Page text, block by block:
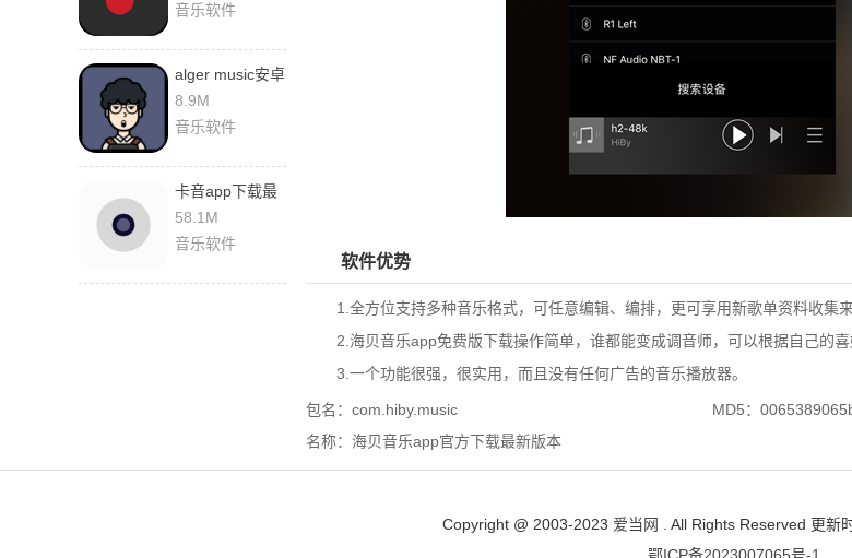
音乐软件
alger music安卓
版
8.9M
音乐软件
卡音app下载最
新版
58.1M
音乐软件
软件优势
1.全方位支持多种音乐格式，可任意编辑、编排，更可享用新歌单资料收集来
2. 海贝音乐app免费版下载操作简单，谁都能变成调音师，可以根据自己的喜
3.一个功能很强，很实用，而且没有任何广告的音乐播放器。
包名：com.hiby.music
MD5：
名称：海贝音乐app官方下载最新版本
Copyright @ 2003-2023 爱当网 . All Rights Reserved 更新